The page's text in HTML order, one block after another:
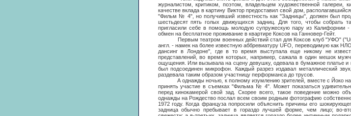
журналистом, критиком, поэтом, владельцем художественной галереи,
качестве вклада в картину Виктор предоставил свой дом,
"Фильм № 4", но получивший известность как "Задницы", должен был
шестьдесят пять голых движущихся задниц. Для того, чтобы собрать
пригласили себе в помощь молодую супружескую пару из Калифорнии
обмен на бесплатное проживание в квартире Коксов на Ганновер-Гейт.
Первым театром военных действий стал для Коксов клуб "УФО"
англ. - намек на более известную аббревиатуру UFO, переводимую как
дансинг в Лондоне", где в то время выступала еще никому не
представлений, во время которых, например, сажала в один мешок
ощущения. Или вызывала на сцену девушку, одевала в бумажное платье и
был подсоединен микрофон. Каждый разрез издавал металлический
раздевала таким образом участницу перформанса до трусов.
А однажды ночью, к полному изумлению зрителей, вместе с Йоко на
принять участие в съемках "Фильма № 4". Может показаться
перед кинокамерой свой зад. Скорее всего, такое поведение можно
однажды на Рождество послал всем своим родным фотографию
1972 году. Когда француза попросили объяснить причины его
задница обычно пребывает в гораздо лучшей форме, чем лицо; во-